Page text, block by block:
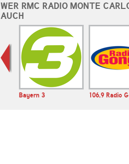
WER RMC RADIO MONTE
AUCH
Bayern 3 106,9 Radio